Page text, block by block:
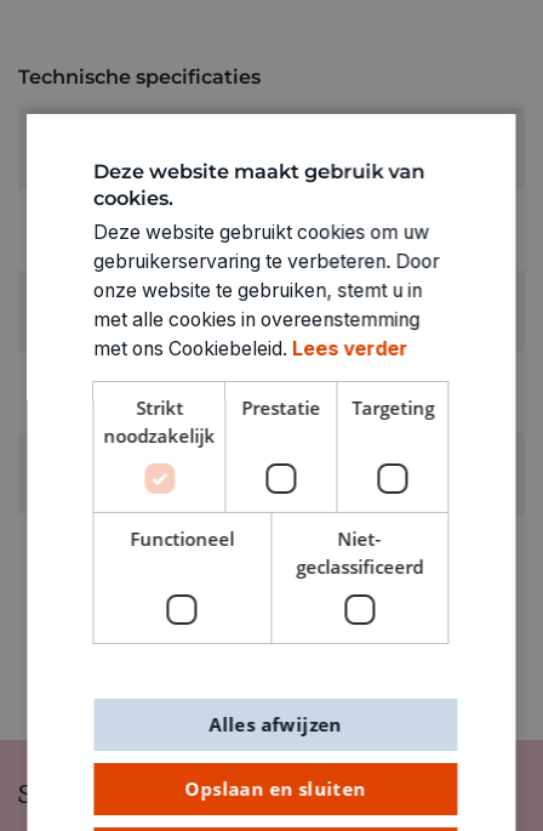
Technische specificaties
RUBRIEK:
Sieraadonderdelen
Schrijf je in op onze nieuwsbrief
Deze website maakt gebruik van
cookies.
Deze website gebruikt cookies om uw
gebruikerservaring te verbeteren. Door
onze website te gebruiken, stemt u in
met alle cookies in overeenstemming
met ons Cookiebeleid. Lees verder
Strikt
noodzakelijk
Prestatie Targeting
Functioneel
Niet-
geclassificeerd
Opslaan en sluiten
Alles afwijzen